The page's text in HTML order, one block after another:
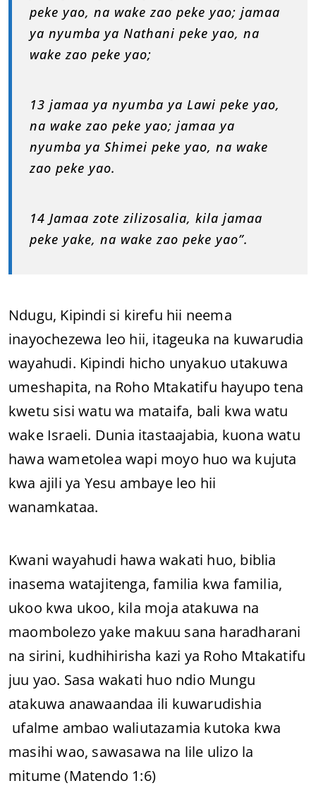
peke yao, na wake zao peke yao; jamaa
ya nyumba ya Nathani peke yao, na
wake zao peke yao;
13 jamaa ya nyumba ya Lawi peke yao,
na wake zao peke yao; jamaa ya
nyumba ya Shimei peke yao, na wake
zao peke yao.
14 Jamaa zote zilizosalia, kila jamaa
peke yake, na wake zao peke yao”.
Ndugu, Kipindi si kirefu hii neema
inayochezewa leo hii, itageuka na kuwarudia
wayahudi. Kipindi hicho unyakuo utakuwa
umeshapita, na Roho Mtakatifu hayupo tena
kwetu sisi watu wa mataifa, bali kwa watu
wake Israeli. Dunia itastaajabia, kuona watu
hawa wametolea wapi moyo huo wa kujuta
kwa ajili ya Yesu ambaye leo hii
wanamkataa.
Kwani wayahudi hawa wakati huo, biblia
inasema watajitenga, familia kwa familia,
ukoo kwa ukoo, kila moja atakuwa na
maombolezo yake makuu sana haradharani
na sirini, kudhihirisha kazi ya Roho Mtakatifu
juu yao. Sasa wakati huo ndio Mungu
atakuwa anawaandaa ili kuwarudishia
ufalme ambao waliutazamia kutoka kwa
masihi wao, sawasawa na lile ulizo la
mitume (Matendo 1:6)